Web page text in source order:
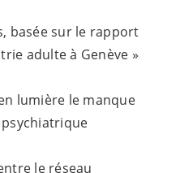
, basée sur le rapport
adulte à Genève »
lumière le manque
le réseau